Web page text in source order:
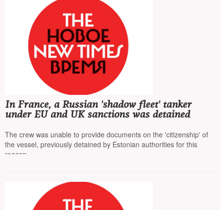
In France, a Russian 'shadow fleet' tanker
under EU and UK sanctions was detained
The crew was unable to provide documents on the 'citizenship' of
the vessel, previously detained by Estonian authorities for this
reason